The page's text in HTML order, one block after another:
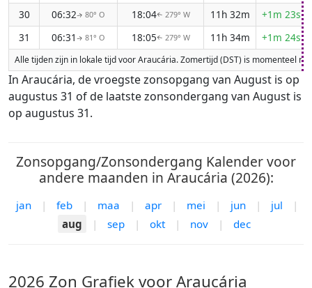
30
06:32↑ 80° O 18:04↑ 279° W 11h 32m
+1m 23s
31
06:31 ↑ 81° O 18:05↑ 279° W 11h 34m +1m 24s
Alle tijden zijn in lokale tijd voor Araucária. Zomertijd (DST) is momenteel
In Araucária, de vroegste zonsopgang van August is op
augustus 31 of de laatste zonsondergang van August is
op augustus 31.
Zonsopgang/Zonsondergang Kalender voor
andere maanden in Araucária (2026):
jan | feb | maa | apr | mei | jun | jul
|
aug
| sep | okt | nov | dec
2026 Zon Grafiek voor Araucária